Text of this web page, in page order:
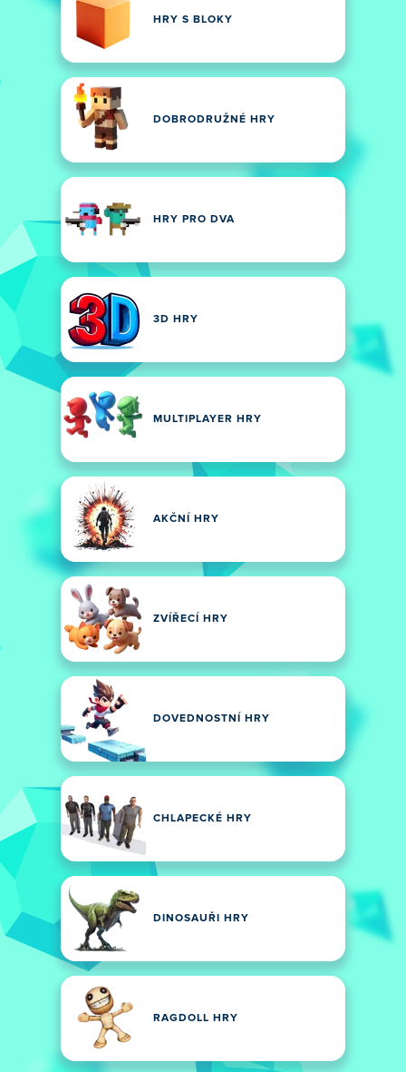
HRY S BLOKY
DOBRODRUŽNÉ HRY
HRY PRO DVA
3D HRY
MULTIPLAYER HRY
AKČNÍ HRY
ZVÍŘECÍ HRY
DOVEDNOSTNÍ HRY
CHLAPECKÉ HRY
DINOSAUŘI HRY
RAGDOLL HRY